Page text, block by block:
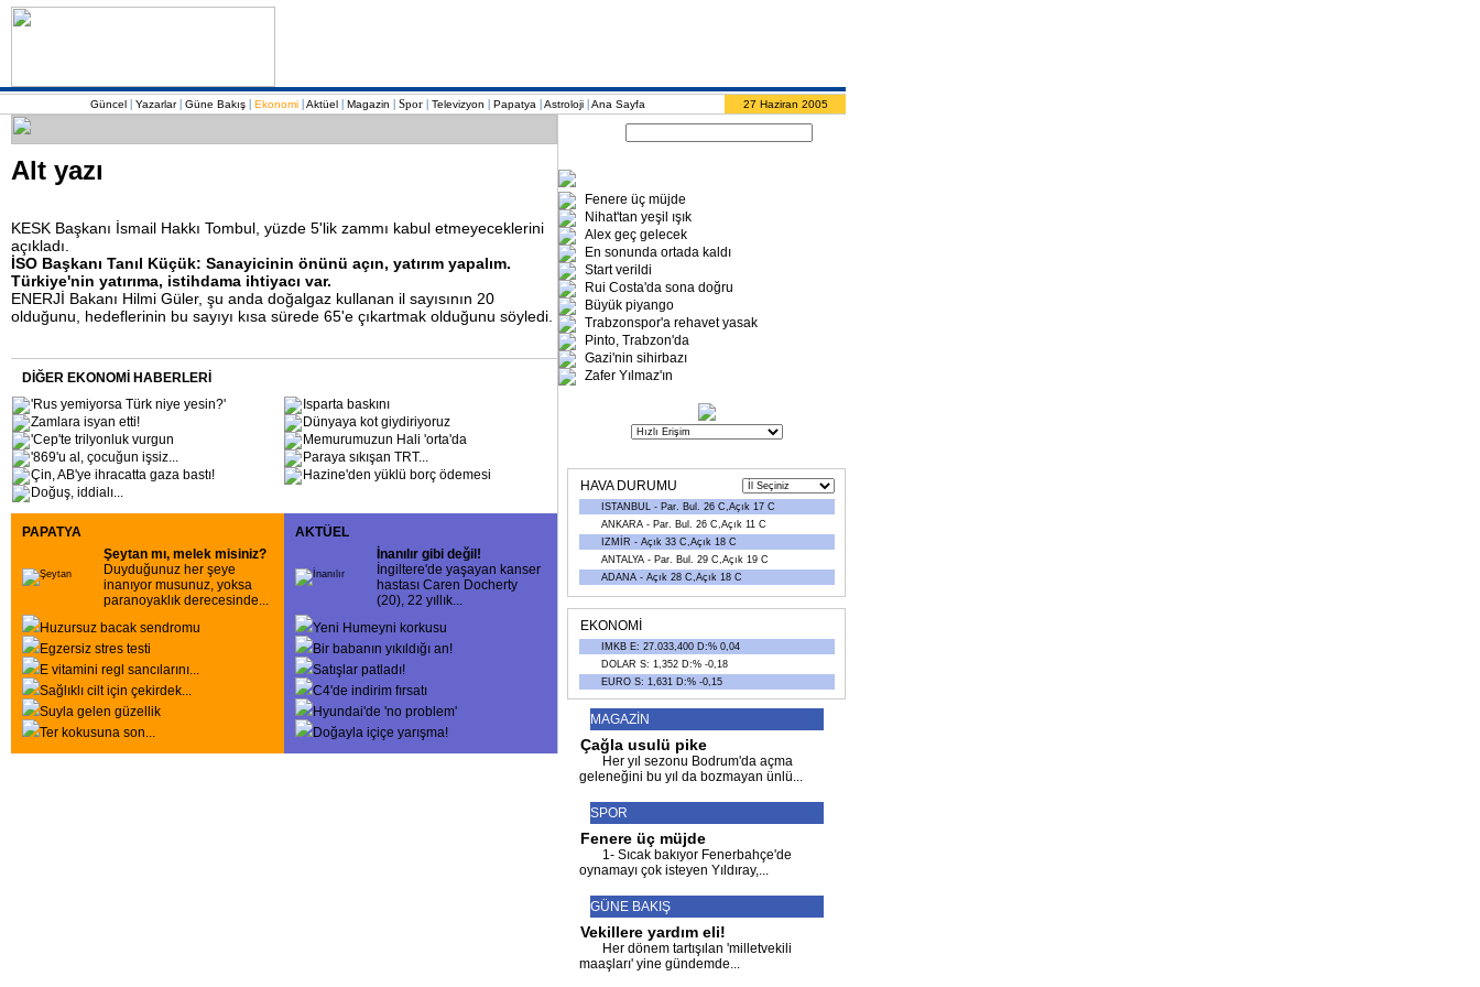
Güncel | Yazarlar | Güne Bakış | Ekonomi |Aktüel | Magazin | Spor | Televizyon | Papatya |Astroloji |Ana Sayfa 27 Haziran 2005
Alt yazı
KESK Başkanı İsmail Hakkı Tombul, yüzde 5'lik zammı kabul etmeyeceklerini
açıkladı.
İSO Başkanı Tanıl Küçük: Sanayicinin önünü açın, yatırım yapalım.
Türkiye'nin yatırıma, istihdama ihtiyacı var.
ENERJİ Bakanı Hilmi Güler, şu anda doğalgaz kullanan il sayısının 20
olduğunu, hedeflerinin bu sayıyı kısa sürede 65'e çıkartmak olduğunu söyledi.
DİĞER EKONOMİ HABERLERİ
'Rus yemiyorsa Türk niye yesin?'
Isparta baskını
Zamlara isyan etti!
Dünyaya kot giydiriyoruz
'Cep'te trilyonluk vurgun
Memurumuzun Hali 'orta'da
'869'u al, çocuğun işsiz... Paraya sıkışan TRT...
Çin, AB'ye ihracatta gaza bastı!
Hazine'den yüklü borç ödemesi
Doğuş, iddialı...
PAPATYA
Şeytan mı, melek misiniz?
Duyduğunuz her şeye
inanıyor musunuz, yoksa
paranoyaklık derecesinde...
Huzursuz bacak sendromu
Egzersiz stres testi
E vitamini regl sancılarını...
Sağlıklı cilt için çekirdek...
Suyla gelen güzellik
Ter kokusuna son...
AKTÜEL
İnanılır gibi değil!
İngiltere'de yaşayan kanser
hastası Caren Docherty
(20), 22 yıllık...
Yeni Humeyni korkusu
Bir babanın yıkıldığı an!
Satışlar patladı!
C4'de indirim fırsatı
Hyundai'de 'no problem'
Doğayla içiçe yarışma!
Fenere üç müjde
Nihat'tan yeşil ışık
Alex geç gelecek
En sonunda ortada kaldı
Start verildi
Rui Costa'da sona doğru
Büyük piyango
Trabzonspor'a rehavet yasak
Pinto, Trabzon'da
Gazi'nin sihirbazı
Zafer Yılmaz'ın
HAVA DURUMU
ISTANBUL - Par. Bul. 26 C,Açık 17 C
ANKARA - Par. Bul. 26 C,Açık 11 C
IZMİR - Açık 33 C,Açık 18 C
ANTALYA - Par. Bul. 29 C,Açık 19 C
ADANA - Açık 28 C,Açık 18 C
EKONOMİ
IMKB E: 27.033,400 D:% 0,04
DOLAR S: 1,352 D:% -0,18
EURO S: 1,631 D:% -0,15
MAGAZİN
Çağla usulü pike
Her yıl sezonu Bodrum'da açma
geleneğini bu yıl da bozmayan ünlü...
SPOR
Fenere üç müjde
1- Sıcak bakıyor Fenerbahçe'de
oynamayı çok isteyen Yıldıray,...
GÜNE BAKIŞ
Vekillere yardım eli!
Her dönem tartışılan 'milletvekili
maaşları' yine gündemde...